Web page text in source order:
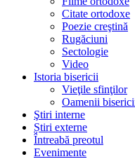
Citate ortodoxe
Poezie creştină
Rugăciuni
Sectologie
Video
Istoria bisericii
Vieţile sfinţilor
Oamenii
Ştiri interne
Știri externe
Întreabă preotul
Evenimente